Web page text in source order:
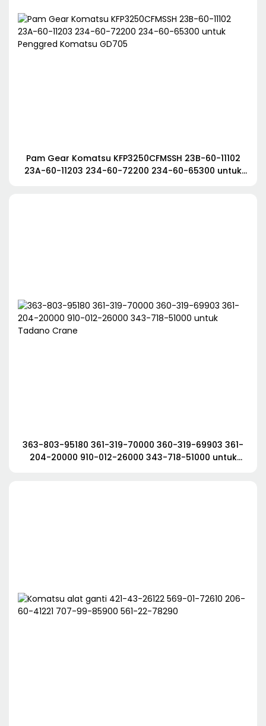
Pam Gear Komatsu KFP3250CFMSSH 23B-60-11102
23A-60-11203 234-60-72200 234-60-65300 untuk
363-803-95180 361-319-70000 360-319-69903 361-
204-20000 910-012-26000 343-718-51000 untuk